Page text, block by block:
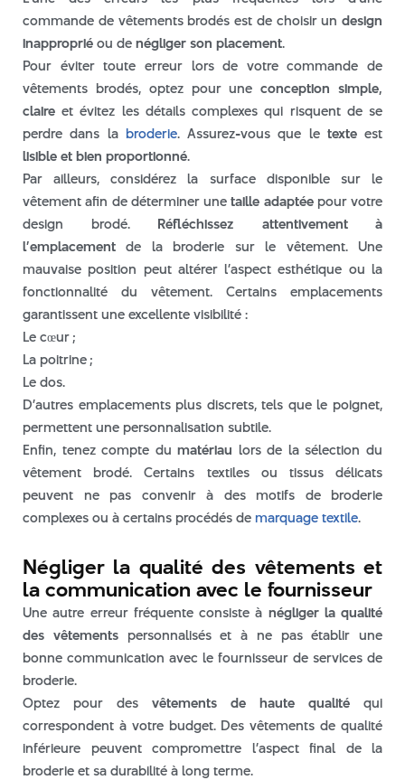
mai 2026
avril 2026
mars 2026
février 2026
janvier 2026
décembre 2025
octobre 2025
septembre 2025
août 2025
juillet 2025
juin 2025
février 2025
janvier 2024
décembre 2023
novembre 2023
septembre 2023
juillet 2023
juin 2023
mai 2023
mai 2022
avril 2022
mars 2022
commande de vêtements brodés est de choisir un design
inappropriéou denégliger son placement.
Pour éviter toute erreur lors de votre commande de
vêtements brodés, optez pour uneconception simple,
claire et évitez les détails complexes qui risquent de se
perdre dans la broderie. Assurez-vous que le texte est
lisible et bien proportionné.
Par ailleurs, considérez la surface disponible sur le
vêtement afin de déterminer unetaille adaptéepour votre
design brodé. Réfléchissez attentivement à
l’emplacement de la broderie sur le vêtement. Une
mauvaise position peut altérer l’aspect esthétique ou la
fonctionnalité du vêtement. Certains emplacements
garantissent une excellente visibilité :
Le cœur ;
La poitrine ;
Le dos.
D’autres emplacements plus discrets, tels que le poignet,
permettent une personnalisation subtile.
Enfin, tenez compte dumatériau lors de la sélection du
vêtement brodé. Certains textiles ou tissus délicats
peuvent ne pas convenir à des motifs de broderie
complexes ou à certains procédés de marquage textile.
Négliger la qualité des vêtements et
la communication avec le fournisseur
Une autre erreur fréquente consiste à négliger la qualité
des vêtementspersonnalisés et à ne pas établir une
bonne communication avec le fournisseur de services de
broderie.
Optez pour des vêtements de haute qualité qui
correspondent à votre budget. Des vêtements de qualité
inférieure peuvent compromettre l’aspect final de la
broderie et sa durabilité à long terme.